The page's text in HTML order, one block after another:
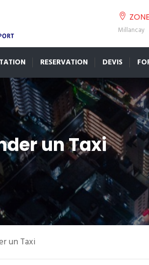
ZONE
Millancay
RESERVATION DEVIS
un Taxi
un Taxi